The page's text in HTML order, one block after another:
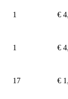
1 €
1 €
17 €